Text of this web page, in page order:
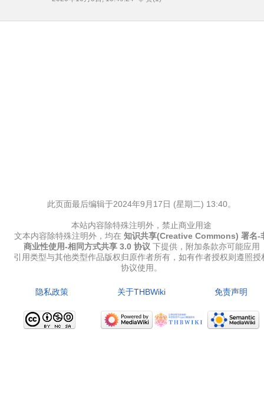
此页面最后编辑于2024年9月17日 (星期二) 13:40。
本站内容除特殊注明外，禁止商业用途
文本内容除特殊注明外，均在 知识共享(Creative Commons) 署名-
商业性使用-相同方式共享 3.0 协议 下提供，附加条款亦可能应用
引用类型与其他类型作品版权归原作者所有，如有作者授权则遵照授
协议使用。
隐私政策 关于THBWiki 免责声明